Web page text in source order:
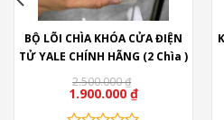
BỘ LÕI CHÌA KHÓA CỬA ĐIỆN
2.500.000₫
Giá
gốc
là:
2.500.000 ₫.
1.900.000₫
Giá
hiện
tại
là:
1.900.000 ₫.